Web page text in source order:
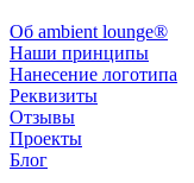
Oб ambient lounge®
Наши принципы
Нанесение логотипа
Реквизиты
Отзывы
Проекты
Блог